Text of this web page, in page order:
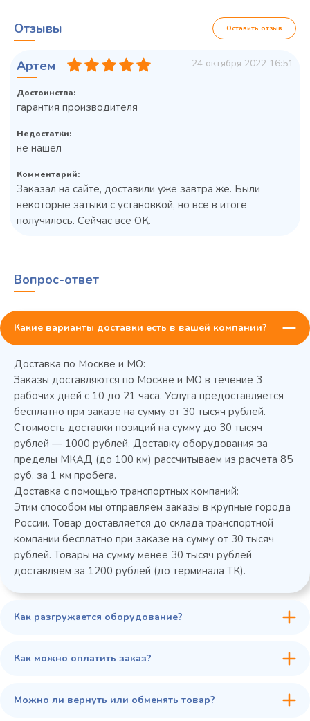
45 900 ₽ ✓ В наличии
В сравнение
В избранное
Купить в 1 клик В корзину
Отзывы Оставить отзыв
Артем 24 октября 2022 16:51
Достоинства:
гарантия производителя
Недостатки:
не нашел
Комментарий:
Заказал на сайте, доставили уже завтра же. Были
некоторые затыки с установкой, но все в итоге
получилось. Сейчас все ОК.
Вопрос-ответ
Какие варианты доставки есть в вашей компании?
Доставка по Москве и МО:
Заказы доставляются по Москве и МО в течение 3
рабочих дней с 10 до 21 часа. Услуга предоставляется
бесплатно при заказе на сумму от 30 тысяч рублей.
Стоимость доставки позиций на сумму до 30 тысяч
рублей — 1000 рублей. Доставку оборудования за
пределы МКАД (до 100 км) рассчитываем из расчета 85
руб. за 1 км пробега.
Доставка с помощью транспортных компаний:
Этим способом мы отправляем заказы в крупные города
России. Товар доставляется до склада транспортной
компании бесплатно при заказе на сумму от 30 тысяч
рублей. Товары на сумму менее 30 тысяч рублей
доставляем за 1200 рублей (до терминала ТК).
Как разгружается оборудование?
Как можно оплатить заказ?
Можно ли вернуть или обменять товар?